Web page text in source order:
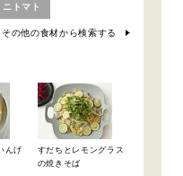
ニトマト
その他の食材から検索する
んげ
すだちとレモングラス
の焼きそば